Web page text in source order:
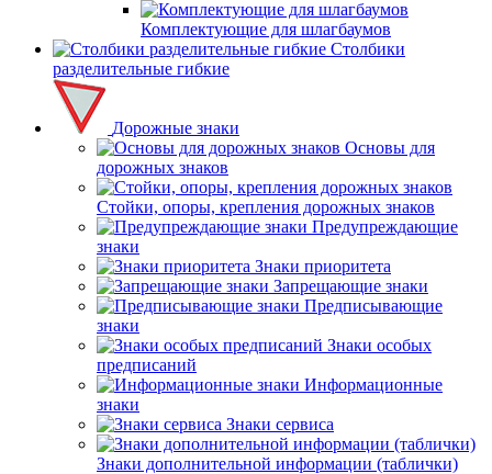
Комплектующие для шлагбаумов
Столбики
разделительные гибкие
Дорожные знаки
Основы для
дорожных знаков
Стойки, опоры, крепления дорожных знаков
Предупреждающие
знаки
Знаки приоритета
Запрещающие знаки
Предписывающие
знаки
Знаки особых
предписаний
Информационные
знаки
Знаки сервиса
Знаки дополнительной информации (таблички)